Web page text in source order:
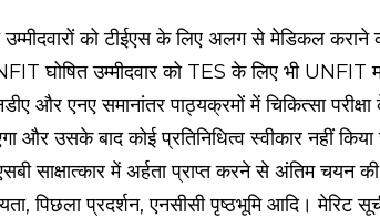
को टीईएस के लिए अलग से मेडिकल
घोषित उम्मीदवार को TES के लिए भी UNFIT
और एनए समानांतर पाठ्यक्रमों में चिकित्सा
और उसके बाद कोई प्रतिनिधित्व स्वीकार नहीं किया
साक्षात्कार में अर्हता प्राप्त करने से अंतिम चयन
पिछला प्रदर्शन, एनसीसी पृष्ठभूमि आदि।